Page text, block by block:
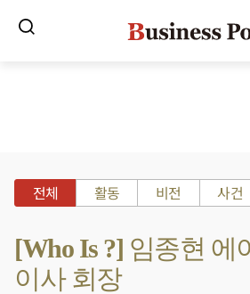
전체 활동 비전 사건
[Who Is ?] 임종현 에
이사 회장